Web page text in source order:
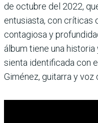
de octubre del 2022,
entusiasta, con críticas
contagiosa y
álbum tiene una
sienta identificada con
Giménez, guitarra y voz